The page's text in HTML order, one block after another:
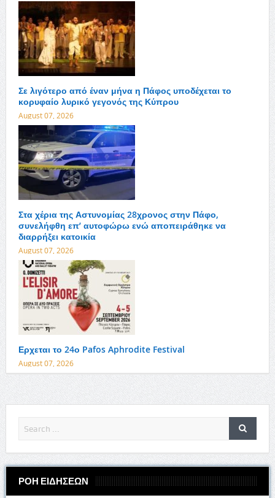
Σε λιγότερο από έναν μήνα η Πάφος υποδέχεται το
κορυφαίο λυρικό γεγονός της Κύπρου
August 07, 2026
Στα χέρια της Αστυνομίας 28χρονος στην Πάφο,
συνελήφθη επ’ αυτοφώρω ενώ αποπειράθηκε να
διαρρήξει κατοικία
August 07, 2026
Ερχεται το 24ο Pafos Aphrodite Festival
August 07, 2026
ΡΟΗ ΕΙΔΗΣΕΩΝ